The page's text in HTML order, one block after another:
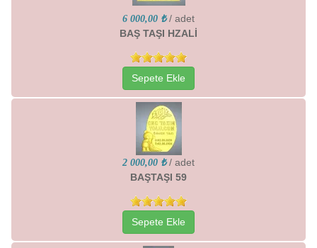
6 000,00 ₺ / adet
BAŞ TAŞI HZALİ
Sepete Ekle
2 000,00 ₺ / adet
BAŞTAŞI 59
Sepete Ekle